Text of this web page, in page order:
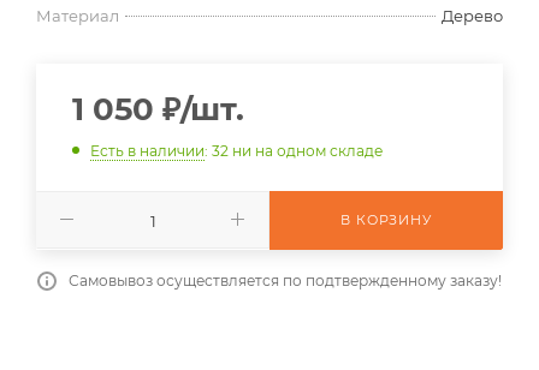
Материал
Дерево
1 050 ₽/шт.
Есть в наличии: 32 ни на одном складе
В КОРЗИНУ
Самовывоз осуществляется по подтвержденному заказу!